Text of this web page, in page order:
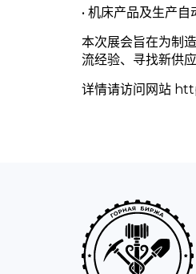
• 机床产品及生产自
本次展会旨在为制
流经验、寻找新供
详情请访问网站